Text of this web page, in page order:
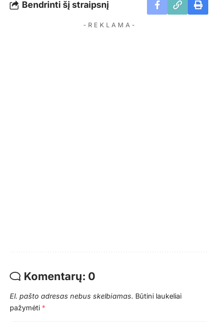
Bendrinti šį straipsnį
- R E K L A M A -
Komentarų: 0
El. pašto adresas nebus skelbiamas. Būtini laukeliai
pažymėti *